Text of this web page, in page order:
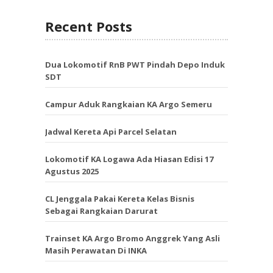
Recent Posts
Dua Lokomotif RnB PWT Pindah Depo Induk
SDT
Campur Aduk Rangkaian KA Argo Semeru
Jadwal Kereta Api Parcel Selatan
Lokomotif KA Logawa Ada Hiasan Edisi 17
Agustus 2025
CL Jenggala Pakai Kereta Kelas Bisnis
Sebagai Rangkaian Darurat
Trainset KA Argo Bromo Anggrek Yang Asli
Masih Perawatan Di INKA